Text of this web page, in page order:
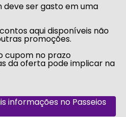
ser gasto em uma
aqui disponíveis não
promoções.
cupom no prazo
da oferta pode implicar na
informações no Passeios